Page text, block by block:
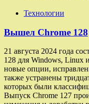
Технологии
Вышел Chrome 128
21 августа 2024 года
128 для Windows, Linux
новые опции,
также устранены
которых были
Выпуск Chrome 127